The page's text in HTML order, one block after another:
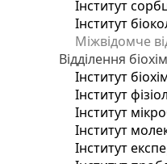
Інститут
Інститут
Міжвідомче
Відділення
Інститут
Інститут
Інститут
Інститут
Інститут